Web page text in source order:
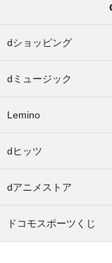
dショッピング
dミュージック
Lemino
dヒッツ
dアニメストア
ドコモスポーツくじ